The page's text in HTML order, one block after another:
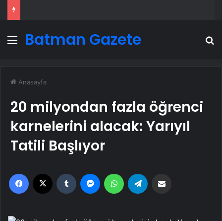
Menü
Batman Gazete
Anasayfa
20 milyondan fazla öğrenci
karnelerini alacak: Yarıyıl
Tatili Başlıyor
Facebook Tumblr MessengerWhatsApp